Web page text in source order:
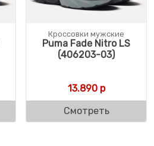
Кроссовки мужские
Puma Fade Nitro LS
(406203-03)
13.890р
Смотреть